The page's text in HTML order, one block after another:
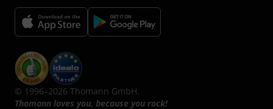
© 1996–2026 Thomann GmbH.
Thomann loves you, because you rock!